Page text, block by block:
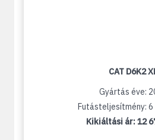
CAT D6K2
Gyártás éve:
Futásteljesítmény: 6
Kikiáltási ár:12